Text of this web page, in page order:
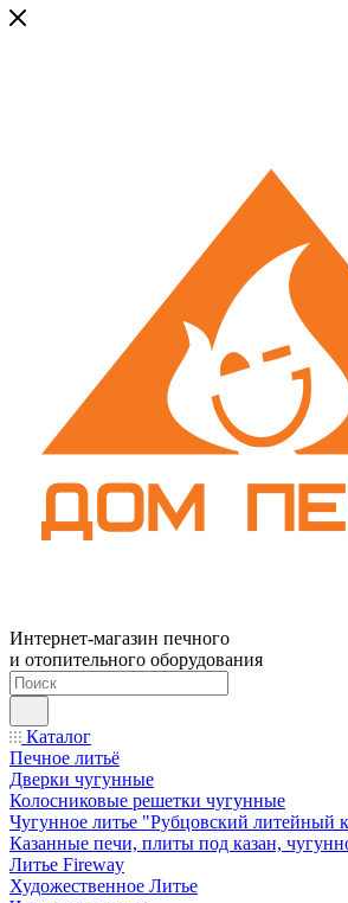
Интернет-магазин печного
и отопительного оборудования
Каталог
Печное литьё
Дверки чугунные
Колосниковые решетки чугунные
Чугунное литье "Рубцовский литейный
Казанные печи, плиты под казан,
Литье Fireway
Художественное Литье